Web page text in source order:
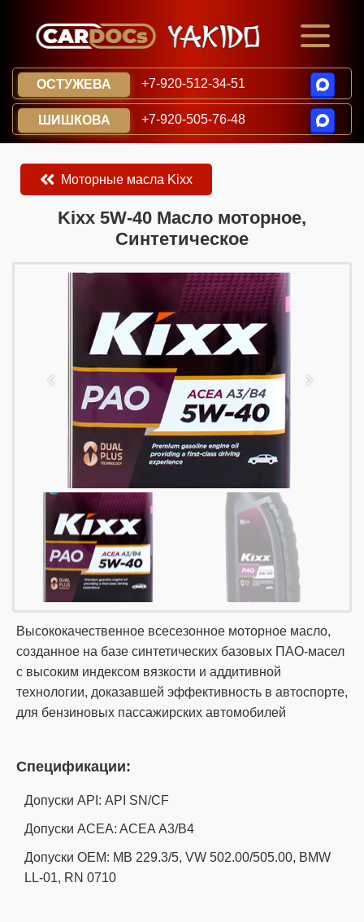
ОСТУЖЕВА +7-920-512-34-51
ШИШКОВА +7-920-505-76-48
Моторные масла Kixx
​​​​Kixx 5W-40 Масло моторное,
Синтетическое
Высококачественное всесезонное моторное масло,
созданное на базе синтетических базовых ПАО-масел
с высоким индексом вязкости и аддитивной
технологии, доказавшей эффективность в автоспорте,
для бензиновых пассажирских автомобилей
Спецификации:
Допуски API: API SN/CF
Допуски ACEA: ACEA А3/B4
Допуски OEM: MB 229.3/5, VW 502.00/505.00, BMW
LL-01, RN 0710